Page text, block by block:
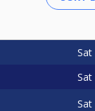
Sat
Sat
Sat